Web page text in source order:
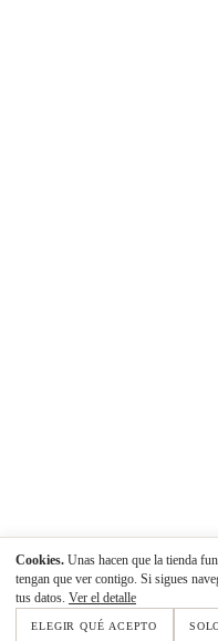
Cookies. Unas hacen que la tienda
tengan que ver contigo. Si sigues
tus datos. Ver el detalle
ELEGIR QUÉ ACEPTO